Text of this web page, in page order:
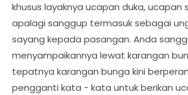
khusus layaknya ucapan duka, ucapan
apalagi sanggup termasuk sebagai
sayang kepada pasangan. Anda
menyampaikannya lewat karangan
tepatnya karangan bunga kini
pengganti kata - kata untuk berikan